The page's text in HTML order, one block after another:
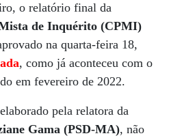
o relatório final da
de Inquérito (CPMI)
na quarta-feira 18,
, como já aconteceu com o
em fevereiro de 2022.
pela relatora da
Gama (PSD-MA), não